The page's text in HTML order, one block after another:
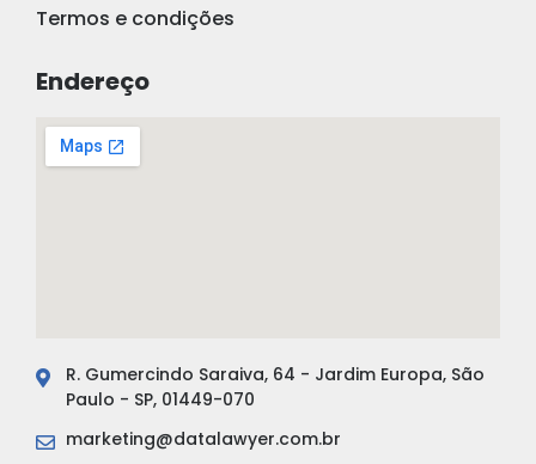
Termos e condições
Endereço
R. Gumercindo Saraiva, 64 - Jardim Europa, São
Paulo - SP, 01449-070
marketing@datalawyer.com.br